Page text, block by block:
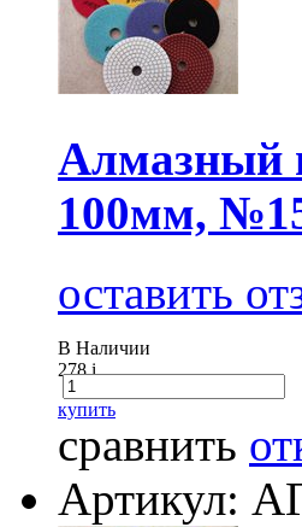
Алмазный
100мм,
оставить
В Наличии
278i
купить
сравнить
Артикул: